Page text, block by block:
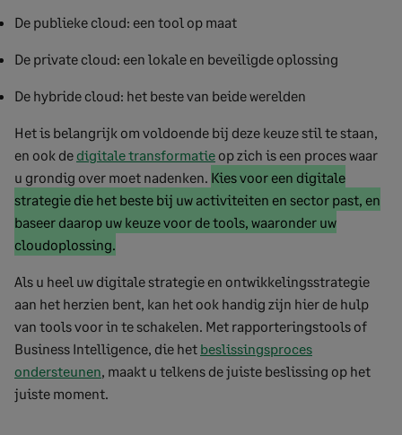
De publieke cloud: een tool op maat
De private cloud: een lokale en beveiligde oplossing
De hybride cloud: het beste van beide werelden
Het is belangrijk om voldoende bij deze keuze stil te staan,
en ook de digitale transformatie op zich is een proces waar
u grondig over moet nadenken. Begin
gemarkeerde
tekst
Kies voor een digitale
strategie die het beste bij uw activiteiten en sector past, en
baseer daarop uw keuze voor de tools, waaronder uw
cloudoplossing.
einde
Als u heel uw digitale strategie en ontwikkelingsstrategie
aan het herzien bent, kan het ook handig zijn hier de hulp
van tools voor in te schakelen. Met rapporteringstools of
Business Intelligence, die het beslissingsproces
ondersteunen, maakt u telkens de juiste beslissing op het
juiste moment.